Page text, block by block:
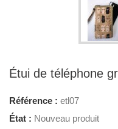
Étui de téléphone
Référence : etl07
État : Nouveau produit